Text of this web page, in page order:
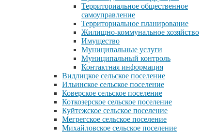
Территориальное общественное
самоуправление
Территориальное планирование
Жилищно-коммунальное хозяйство
Имущество
Муниципальные услуги
Муниципальный контроль
Контактная информация
Видлицкое сельское поселение
Ильинское сельское поселение
Коверское сельское поселение
Коткозерское сельское поселение
Куйтежское сельское поселение
Мегрегское сельское поселение
Михайловское сельское поселение